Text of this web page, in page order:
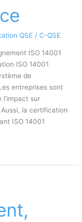
QSE / C-QSE
ISO 14001
ISO 14001
de
entreprises sont
l’impact sur
Aussi, la certification
ISO 14001